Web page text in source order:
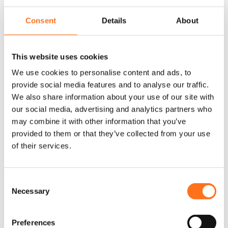
Consent Details About
This website uses cookies
We use cookies to personalise content and ads, to
provide social media features and to analyse our traffic.
We also share information about your use of our site with
our social media, advertising and analytics partners who
may combine it with other information that you’ve
provided to them or that they’ve collected from your use
of their services.
Necessary
Preferences
Marche Supplémentaire
€ 45,00(Hors TVA)